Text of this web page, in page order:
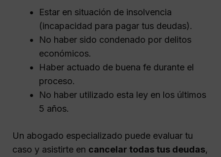
Estar en situación de insolvencia
(incapacidad para pagar tus deudas).
No haber sido condenado por delitos
económicos.
Haber actuado de buena fe durante el
proceso.
No haber utilizado esta ley en los últimos
5 años.
Un abogado especializado puede evaluar tu
caso y asistirte en cancelar todas tus deudas,